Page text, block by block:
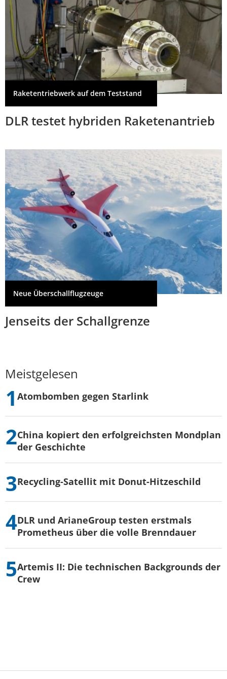
Raketentriebwerk auf dem Teststand
DLR testet hybriden Raketenantrieb
Neue Überschallflugzeuge
Jenseits der Schallgrenze
Meistgelesen
Atombomben gegen Starlink
China kopiert den erfolgreichsten Mondplan
der Geschichte
Recycling-Satellit mit Donut-Hitzeschild
DLR und ArianeGroup testen erstmals
Prometheus über die volle Brenndauer
Artemis II: Die technischen Backgrounds der
Crew